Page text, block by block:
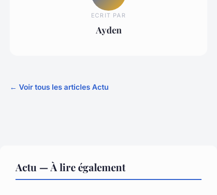
ECRIT PAR
Ayden
← Voir tous les articles Actu
Actu — À lire également